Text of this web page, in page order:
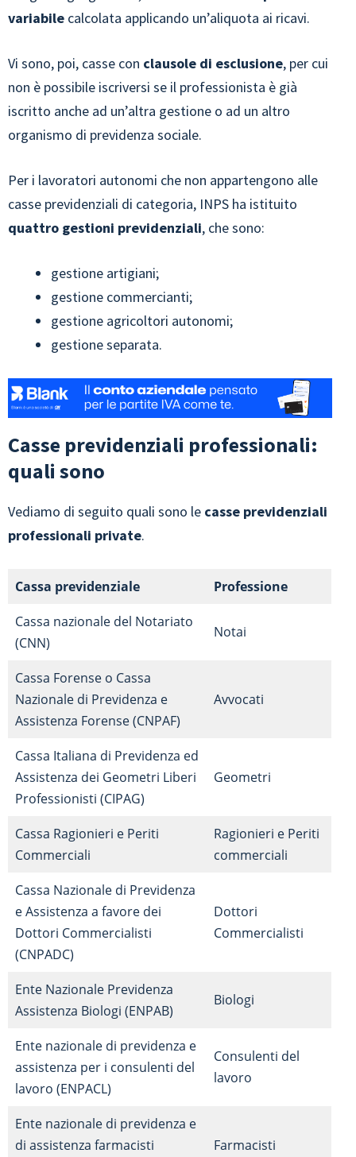
variabile calcolata applicando un’aliquota ai ricavi.
Vi sono, poi, casse con clausole di esclusione, per cui
non è possibile iscriversi se il professionista è già
iscritto anche ad un’altra gestione o ad un altro
organismo di previdenza sociale.
Per i lavoratori autonomi che non appartengono alle
casse previdenziali di categoria, INPS ha istituito
quattro gestioni previdenziali, che sono:
gestione artigiani;
gestione commercianti;
gestione agricoltori autonomi;
gestione separata.
Casse previdenziali professionali:
quali sono
Vediamo di seguito quali sono le casse previdenziali
professionali private.
Cassa previdenziale
Professione
Cassa nazionale del Notariato
(CNN)
Notai
Cassa Forense o Cassa
Nazionale di Previdenza e
Assistenza Forense (CNPAF)
Avvocati
Cassa Italiana di Previdenza ed
Assistenza dei Geometri Liberi
Professionisti (CIPAG)
Geometri
Cassa Ragionieri e Periti
Commerciali
Ragionieri e Periti
commerciali
Cassa Nazionale di Previdenza
e Assistenza a favore dei
Dottori Commercialisti
(CNPADC)
Dottori
Commercialisti
Ente Nazionale Previdenza
Assistenza Biologi (ENPAB)
Biologi
Ente nazionale di previdenza e
assistenza per i consulenti del
lavoro (ENPACL)
Consulenti del
lavoro
Ente nazionale di previdenza e
di assistenza farmacisti
Farmacisti